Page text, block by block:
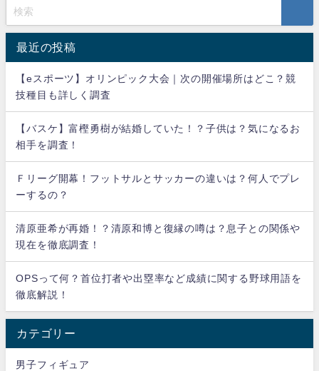
最近の投稿
【eスポーツ】オリンピック大会｜次の開催場所はどこ？競
技種目も詳しく調査
【バスケ】富樫勇樹が結婚していた！？子供は？気になるお
相手を調査！
Ｆリーグ開幕！フットサルとサッカーの違いは？何人でプレ
ーするの？
清原亜希が再婚！？清原和博と復縁の噂は？息子との関係や
現在を徹底調査！
OPSって何？首位打者や出塁率など成績に関する野球用語を
徹底解説！
カテゴリー
男子フィギュア